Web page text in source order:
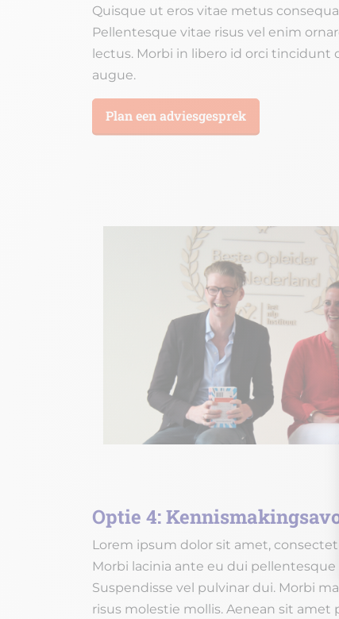
Quisque ut eros vitae metus
Pellentesque vitae risus vel enim
lectus. Morbi in libero id orci tincidunt
augue.
Plan een adviesgesprek
Optie 4:
Lorem ipsum dolor sit amet,
Morbi lacinia ante eu dui
Suspendisse vel pulvinar dui. Morbi
risus molestie mollis. Aenean sit amet